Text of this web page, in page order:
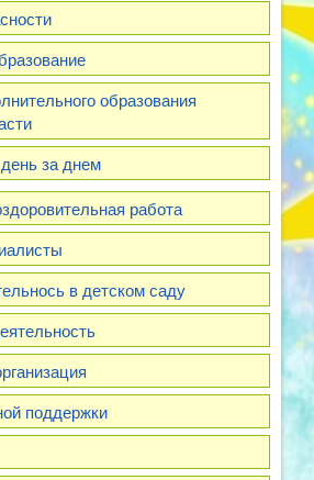
образования
за днем
работа
в детском саду
поддержки